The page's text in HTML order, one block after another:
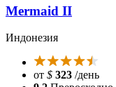
Mermaid II
Индонезия
от $ 323 /день